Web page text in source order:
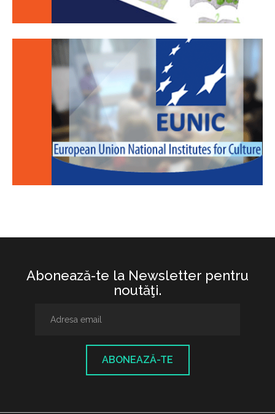
Abonează-te la Newsletter pentru
noutăţi.
ABONEAZĂ-TE